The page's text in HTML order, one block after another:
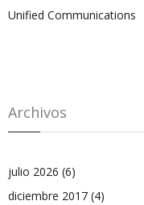
Unified Communications
Archivos
julio 2026 (6)
diciembre 2017 (4)